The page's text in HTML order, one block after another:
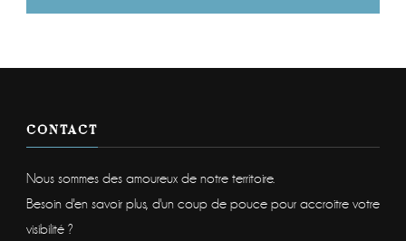
CONTACT
Nous sommes des amoureux de notre territoire.
Besoin d'en savoir plus, d'un coup de pouce pour accroitre votre
visibilité ?